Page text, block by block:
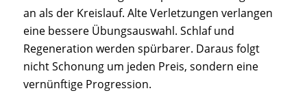
an als der Kreislauf. Alte Verletzungen verlangen
eine bessere Übungsauswahl. Schlaf und
Regeneration werden spürbarer. Daraus folgt
nicht Schonung um jeden Preis, sondern eine
vernünftige Progression.